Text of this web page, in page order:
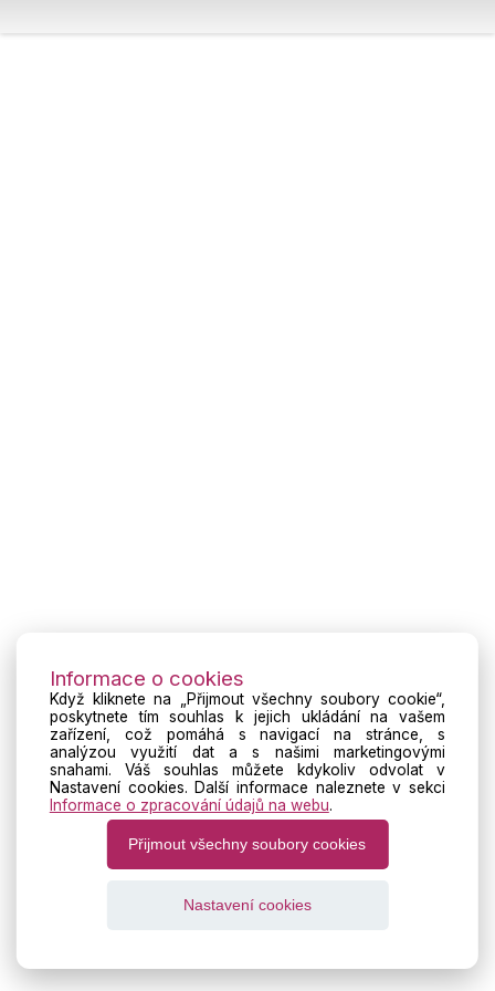
Informace o cookies
Když kliknete na „Přijmout všechny soubory cookie“,
poskytnete tím souhlas k jejich ukládání na vašem
zařízení, což pomáhá s navigací na stránce, s
analýzou využití dat a s našimi marketingovými
snahami. Váš souhlas můžete kdykoliv odvolat v
Nastavení cookies. Další informace naleznete v sekci
Informace o zpracování údajů na webu.
Přijmout všechny soubory cookies
Nastavení cookies